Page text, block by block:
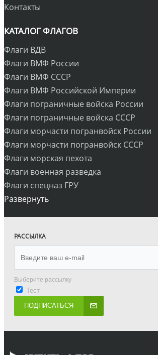
Контакты
КАТАЛОГ ФЛАГОВ
Флаги ВДВ
Флаги ВМФ России
Флаги ВМФ СССР
Флаги ВМФ Российской Империи
Флаги пограничные войска России
Флаги пограничные войска СССР
Флаги морчасти погранвойск России
Флаги морчасти погранвойск СССР
Флаги морская пехота
Флаги военная разведка
Флаги спецназ ГРУ
Развернуть
РАССЫЛКА
Выберите рассылку
Тест
ПОДПИСАТЬСЯ